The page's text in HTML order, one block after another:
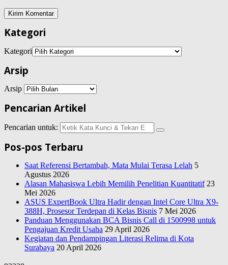
Kategori
Kategori
Arsip
Arsip
Pencarian Artikel
Pencarian untuk:
Pos-pos Terbaru
Saat Referensi Bertambah, Mata Mulai Terasa Lelah 5
Agustus 2026
Alasan Mahasiswa Lebih Memilih Penelitian Kuantitatif 23
Mei 2026
ASUS ExpertBook Ultra Hadir dengan Intel Core Ultra X9-
388H, Prosesor Terdepan di Kelas Bisnis 7 Mei 2026
Panduan Menggunakan BCA Bisnis Call di 1500998 untuk
Pengajuan Kredit Usaha 29 April 2026
Kegiatan dan Pendampingan Literasi Relima di Kota
Surabaya 20 April 2026